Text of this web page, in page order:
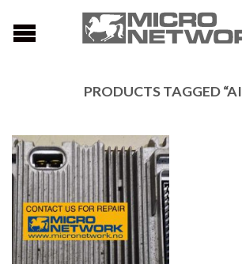
PRODUCTS TAGGED